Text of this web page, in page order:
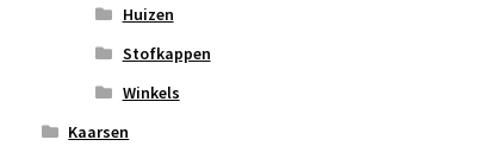
Huizen
Stofkappen
Winkels
Kaarsen